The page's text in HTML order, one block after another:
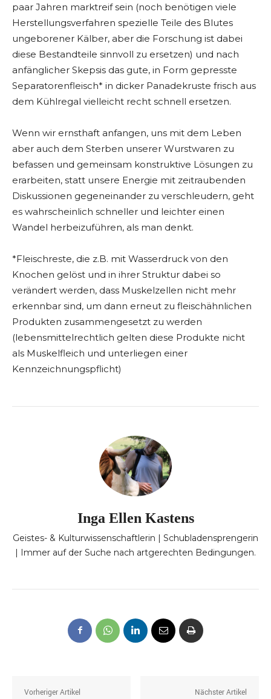
paar Jahren marktreif sein (noch benötigen viele
Herstellungsverfahren spezielle Teile des Blutes
ungeborener Kälber, aber die Forschung ist dabei
diese Bestandteile sinnvoll zu ersetzen) und nach
anfänglicher Skepsis das gute, in Form gepresste
Separatorenfleisch* in dicker Panadekruste frisch aus
dem Kühlregal vielleicht recht schnell ersetzen.
Wenn wir ernsthaft anfangen, uns mit dem Leben
aber auch dem Sterben unserer Wurstwaren zu
befassen und gemeinsam konstruktive Lösungen zu
erarbeiten, statt unsere Energie mit zeitraubenden
Diskussionen gegeneinander zu verschleudern, geht
es wahrscheinlich schneller und leichter einen
Wandel herbeizuführen, als man denkt.
*Fleischreste, die z.B. mit Wasserdruck von den
Knochen gelöst und in ihrer Struktur dabei so
verändert werden, dass Muskelzellen nicht mehr
erkennbar sind, um dann erneut zu fleischähnlichen
Produkten zusammengesetzt zu werden
(lebensmittelrechtlich gelten diese Produkte nicht
als Muskelfleich und unterliegen einer
Kennzeichnungspflicht)
Inga Ellen Kastens
Geistes- & Kulturwissenschaftlerin | Schubladensprengerin
| Immer auf der Suche nach artgerechten Bedingungen.
Vorheriger Artikel
Nächster Artikel